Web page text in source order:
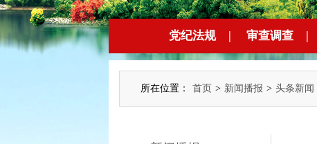
党纪法规 | 审查调查 |
所在位置： 首页 > 新闻播报 > 头条新闻